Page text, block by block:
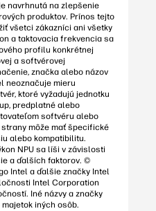
navrhnutá na zlepšenie
produktov. Prínos tejto
všetci zákazníci ani všetky
a taktovacia frekvencia sa
profilu konkrétnej
a softvérovej
značka alebo názov
neoznačuje mieru
ktoré vyžadujú jednotku
predplatné alebo
softvéru alebo
môže mať špecifické
alebo kompatibilitu.
NPU sa líši v závislosti
a ďalších faktorov. ©
Intel a ďalšie značky Intel
Intel Corporation
Iné názvy a značky
iných osôb.